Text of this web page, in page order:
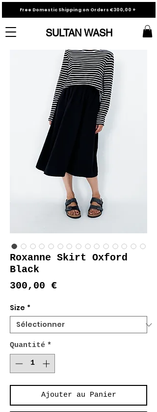
SULTAN WASH
Free Domestic Shipping on Orders €300,00 +
Roxanne Skirt Oxford
Black
300,00 €Prix
Size *
Quantité *
Ajouter au Panier